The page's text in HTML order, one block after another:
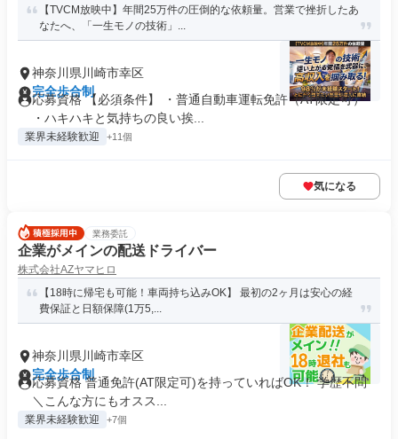
【TVCM放映中】年間25万件の圧倒的な依頼量。営業で挫折したあ
なたへ、「一生モノの技術」...
神奈川県川崎市幸区
完全歩合制
応募資格 【必須条件】 ・普通自動車運転免許（AT限定可）
・ハキハキと気持ちの良い挨...
業界未経験歓迎 +11個
気になる
業務委託
企業がメインの配送ドライバー
株式会社AZヤマヒロ
【18時に帰宅も可能！車両持ち込みOK】 最初の2ヶ月は安心の経
費保証と日額保障(1万5,...
神奈川県川崎市幸区
完全歩合制
応募資格 普通免許(AT限定可)を持っていればOK！ 学歴不問
＼こんな方にもオスス...
業界未経験歓迎 +7個